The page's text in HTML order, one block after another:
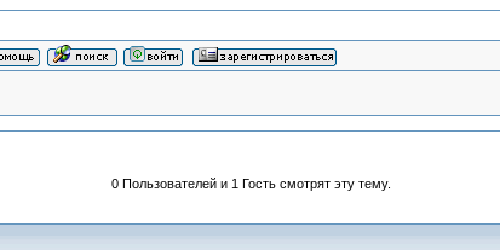
0 Пользователей и 1 Гость смотрят эту тему.